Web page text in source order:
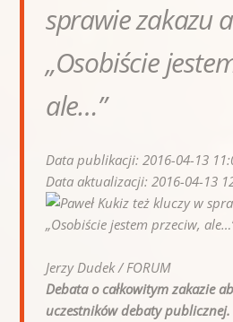
sprawie zakazu
„Osobiście
ale…”
Data publikacji: 2016-04-13
Data aktualizacji: 2016-04-13
Jerzy Dudek / FORUM
Debata o całkowitym zakazie
uczestników debaty